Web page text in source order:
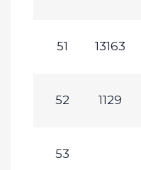
51 13163
52 1129
53